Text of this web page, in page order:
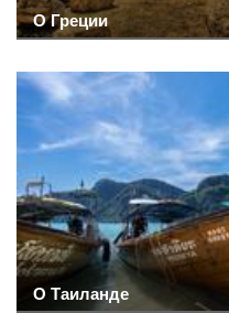
О Греции
О Таиланде